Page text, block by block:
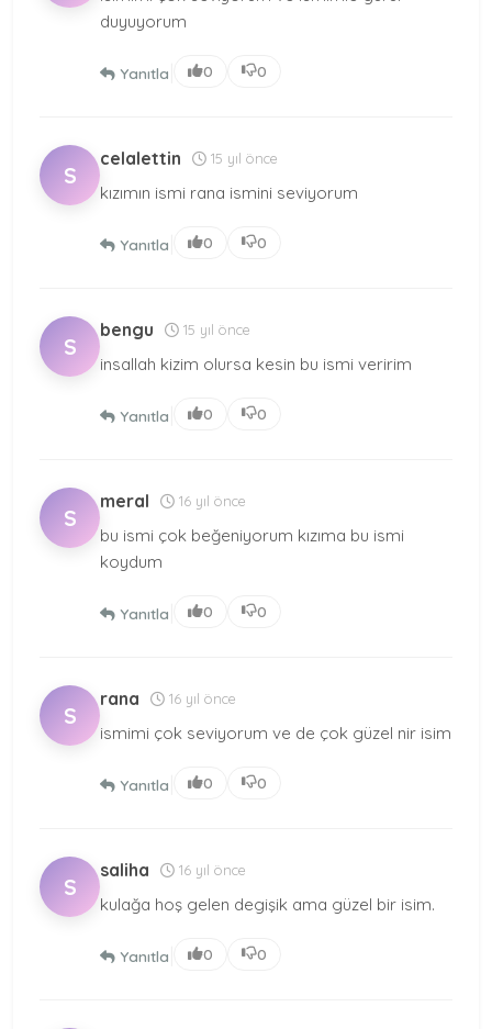
duyuyorum
Yanıtla 0 0
S
celalettin 15 yıl önce
kızımın ismi rana ismini seviyorum
Yanıtla 0 0
S
bengu 15 yıl önce
insallah kizim olursa kesin bu ismi veririm
Yanıtla 0 0
S
meral 16 yıl önce
bu ismi çok beğeniyorum kızıma bu ismi
koydum
Yanıtla 0 0
S
rana 16 yıl önce
ismimi çok seviyorum ve de çok güzel nir isim
Yanıtla 0 0
S
saliha 16 yıl önce
kulağa hoş gelen degişik ama güzel bir isim.
Yanıtla 0 0